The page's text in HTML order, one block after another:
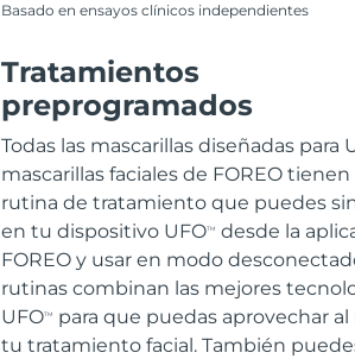
Basado en ensayos clínicos independientes
Tratamientos
preprogramados
Todas las mascarillas diseñadas para
mascarillas faciales de FOREO
rutina de tratamiento que puedes
en tu dispositivo UFOTM
desde la
FOREO y usar en modo
rutinas combinan las mejores
UFOTM
para que puedas aprovechar
tu tratamiento facial. También